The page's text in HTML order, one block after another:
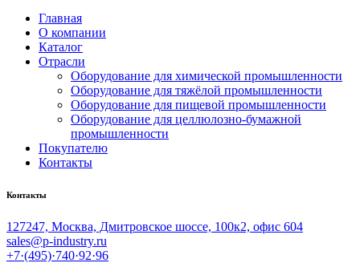
Главная
О компании
Каталог
Отрасли
Оборудование для химической промышленности
Оборудование для тяжёлой промышленности
Оборудование для пищевой промышленности
Оборудование для целлюлозно-бумажной
промышленности
Покупателю
Контакты
Контакты
127247, Москва, Дмитровское шоссе, 100к2, офис 604
sales@p-industry.ru
+7·(495)·740·92·96